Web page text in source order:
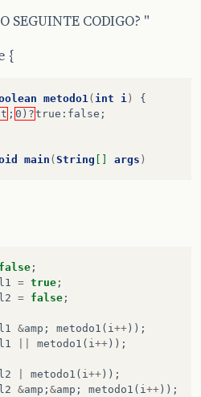
SEGUINTE CODIGO? "
{
metodo1( int i )
{
; 0)?true : false ;
main ( String args )
false ;
= true ;
= false ;
&amp ; metodo1 ( i ++ ));
metodo1 ( i ++ ));
metodo1 ( i ++ ));
&amp ; &amp ; metodo1 ( i ++ ));